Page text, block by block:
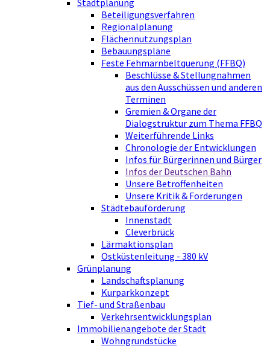
Beteiligungsverfahren
Regionalplanung
Flächennutzungsplan
Bebauungspläne
Feste Fehmarnbeltquerung (FFBQ)
Beschlüsse & Stellungnahmen
aus den Ausschüssen und anderen
Terminen
Gremien & Organe der
Dialogstruktur zum Thema FFBQ
Weiterführende Links
Chronologie der Entwicklungen
Infos für Bürgerinnen und Bürger
Infos der Deutschen Bahn
Unsere Betroffenheiten
Unsere Kritik & Forderungen
Städtebauförderung
Innenstadt
Cleverbrück
Lärmaktionsplan
Ostküstenleitung - 380 kV
Grünplanung
Landschaftsplanung
Kurparkkonzept
Tief- und Straßenbau
Verkehrsentwicklungsplan
Immobilienangebote der Stadt
Wohngrundstücke